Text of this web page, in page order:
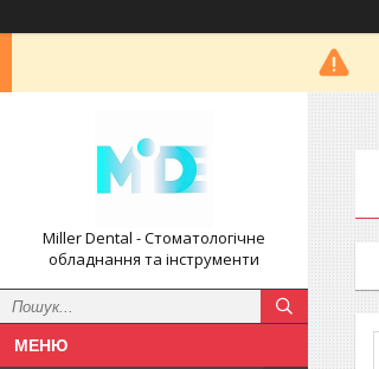
Miller Dental - Стоматологічне
обладнання та інструменти